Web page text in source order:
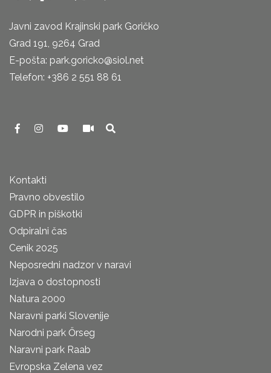
Javni zavod Krajinski park Goričko
Grad 191, 9264 Grad
E-pošta: park.goricko@siol.net
Telefon: +386 2 551 88 61
Kontakti
Pravno obvestilo
GDPR in piškotki
Odpiralni čas
Cenik 2025
Neposredni nadzor v naravi
Izjava o dostopnosti
Natura 2000
Naravni parki Slovenije
Narodni park Őrseg
Naravni park Raab
Evropska Zelena vez